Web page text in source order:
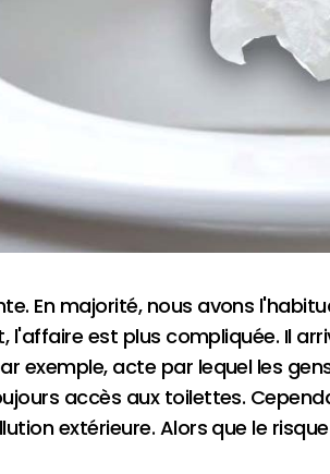
En majorité, nous avons
l'affaire est plus compliquée. Il
exemple, acte par lequel les
accès aux toilettes.
extérieure. Alors que le